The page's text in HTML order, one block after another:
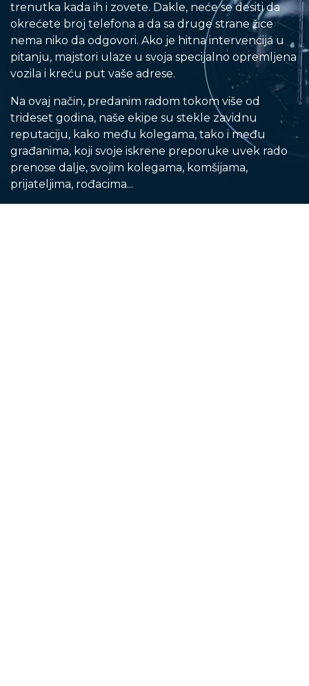
trenutka kada ih i zovete. Dakle, neće se desiti da
okrećete broj telefona a da sa druge strane žice
nema niko da odgovori. Ako je hitna intervencija u
pitanju, majstori ulaze u svoja specijalno opremljena
vozila i kreću put vaše adrese.
Na ovaj način, predanim radom tokom više od
trideset godina, naše ekipe su stekle zavidnu
reputaciju, kako među kolegama, tako i među
građanima, koji svoje iskrene preporuke uvek rado
prenose dalje, svojim kolegama, komšijama,
prijateljima, rođacima...